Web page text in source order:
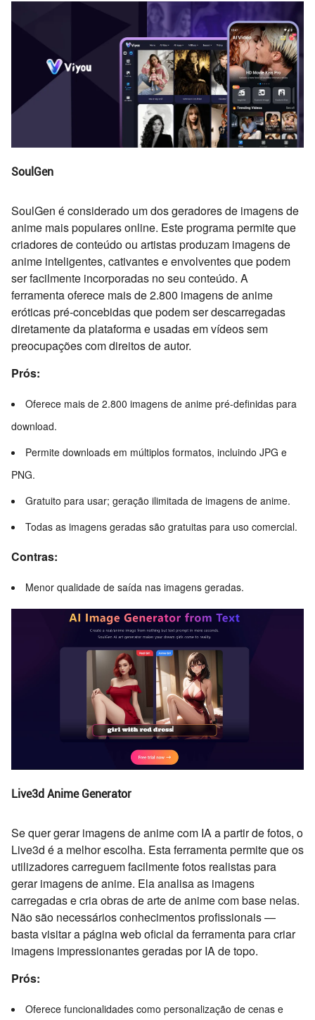
SoulGen
SoulGen é considerado um dos geradores de imagens de
anime mais populares online. Este programa permite que
criadores de conteúdo ou artistas produzam imagens de
anime inteligentes, cativantes e envolventes que podem
ser facilmente incorporadas no seu conteúdo. A
ferramenta oferece mais de 2.800 imagens de anime
eróticas pré-concebidas que podem ser descarregadas
diretamente da plataforma e usadas em vídeos sem
preocupações com direitos de autor.
Prós:
Oferece mais de 2.800 imagens de anime pré-definidas para
download.
Permite downloads em múltiplos formatos, incluindo JPG e
PNG.
Gratuito para usar; geração ilimitada de imagens de anime.
Todas as imagens geradas são gratuitas para uso comercial.
Contras:
Menor qualidade de saída nas imagens geradas.
Live3d Anime Generator
Se quer gerar imagens de anime com IA a partir de fotos, o
Live3d é a melhor escolha. Esta ferramenta permite que os
utilizadores carreguem facilmente fotos realistas para
gerar imagens de anime. Ela analisa as imagens
carregadas e cria obras de arte de anime com base nelas.
Não são necessários conhecimentos profissionais —
basta visitar a página web oficial da ferramenta para criar
imagens impressionantes geradas por IA de topo.
Prós:
Oferece funcionalidades como personalização de cenas e